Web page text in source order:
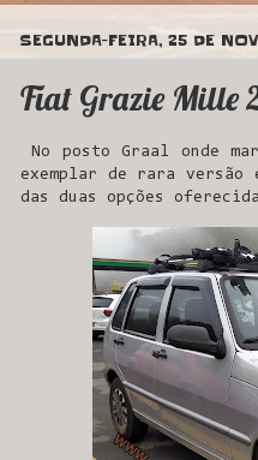
SEGUNDA-FEIRA, 25 DE
Fiat Grazie Mille
No posto Graal onde
exemplar de rara
das duas opções